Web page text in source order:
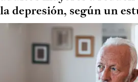
la depresión, según un